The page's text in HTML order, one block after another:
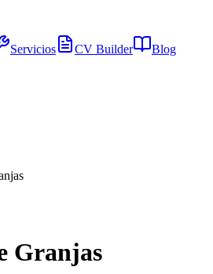
Servicios CV Builder Blog
Granjas